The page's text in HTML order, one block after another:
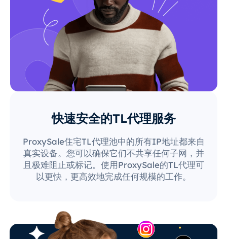
快速安全的TL代理服务
ProxySale住宅TL代理池中的所有IP地址都来自
真实设备。您可以确保它们不共享任何子网，并
且极难阻止或标记。使用ProxySale的TL代理可
以更快，更高效地完成任何规模的工作。